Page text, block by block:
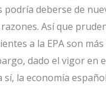
deberse de
Así que
a la EPA son
dado el vigor en
sí, la economía